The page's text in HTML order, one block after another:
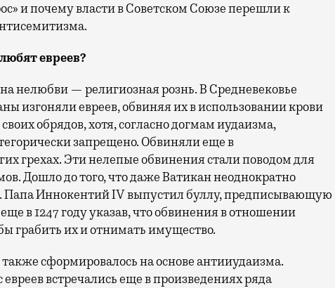
и почему власти в Советском Союзе перешли к
евреев?
нелюбви — религиозная рознь. В Средневековье
изгоняли евреев, обвиняя их в использовании крови
обрядов, хотя, согласно догмам иудаизма,
запрещено. Обвиняли еще в
грехах. Эти нелепые обвинения стали поводом для
Дошло до того, что даже Ватикан неоднократно
Папа Иннокентий IV выпустил буллу, предписывающую
в 1247 году указав, что обвинения в отношении
грабить их и отнимать имущество.
сформировалось на основе антииудаизма.
встречались еще в произведениях ряда